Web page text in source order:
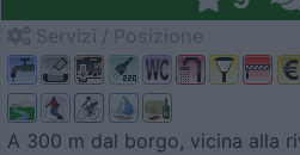
A 300 m dal borgo, vicina alla